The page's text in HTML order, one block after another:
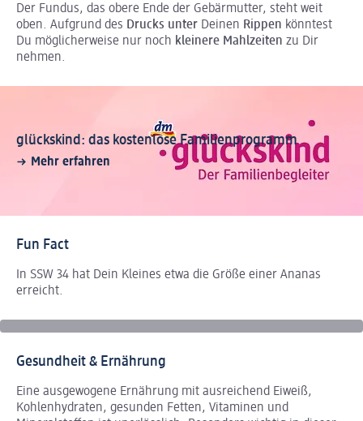
Der Fundus, das obere Ende der Gebärmutter, steht weit
oben. Aufgrund des Drucks unter Deinen Rippen könntest
Du möglicherweise nur noch kleinere Mahlzeiten zu Dir
nehmen.
glückskind: das kostenlose Familienprogramm
Mehr erfahren
Fun Fact
In SSW 34 hat Dein Kleines etwa die Größe einer Ananas
erreicht.
Gesundheit & Ernährung
Eine ausgewogene Ernährung mit ausreichend Eiweiß,
Kohlenhydraten, gesunden Fetten, Vitaminen und